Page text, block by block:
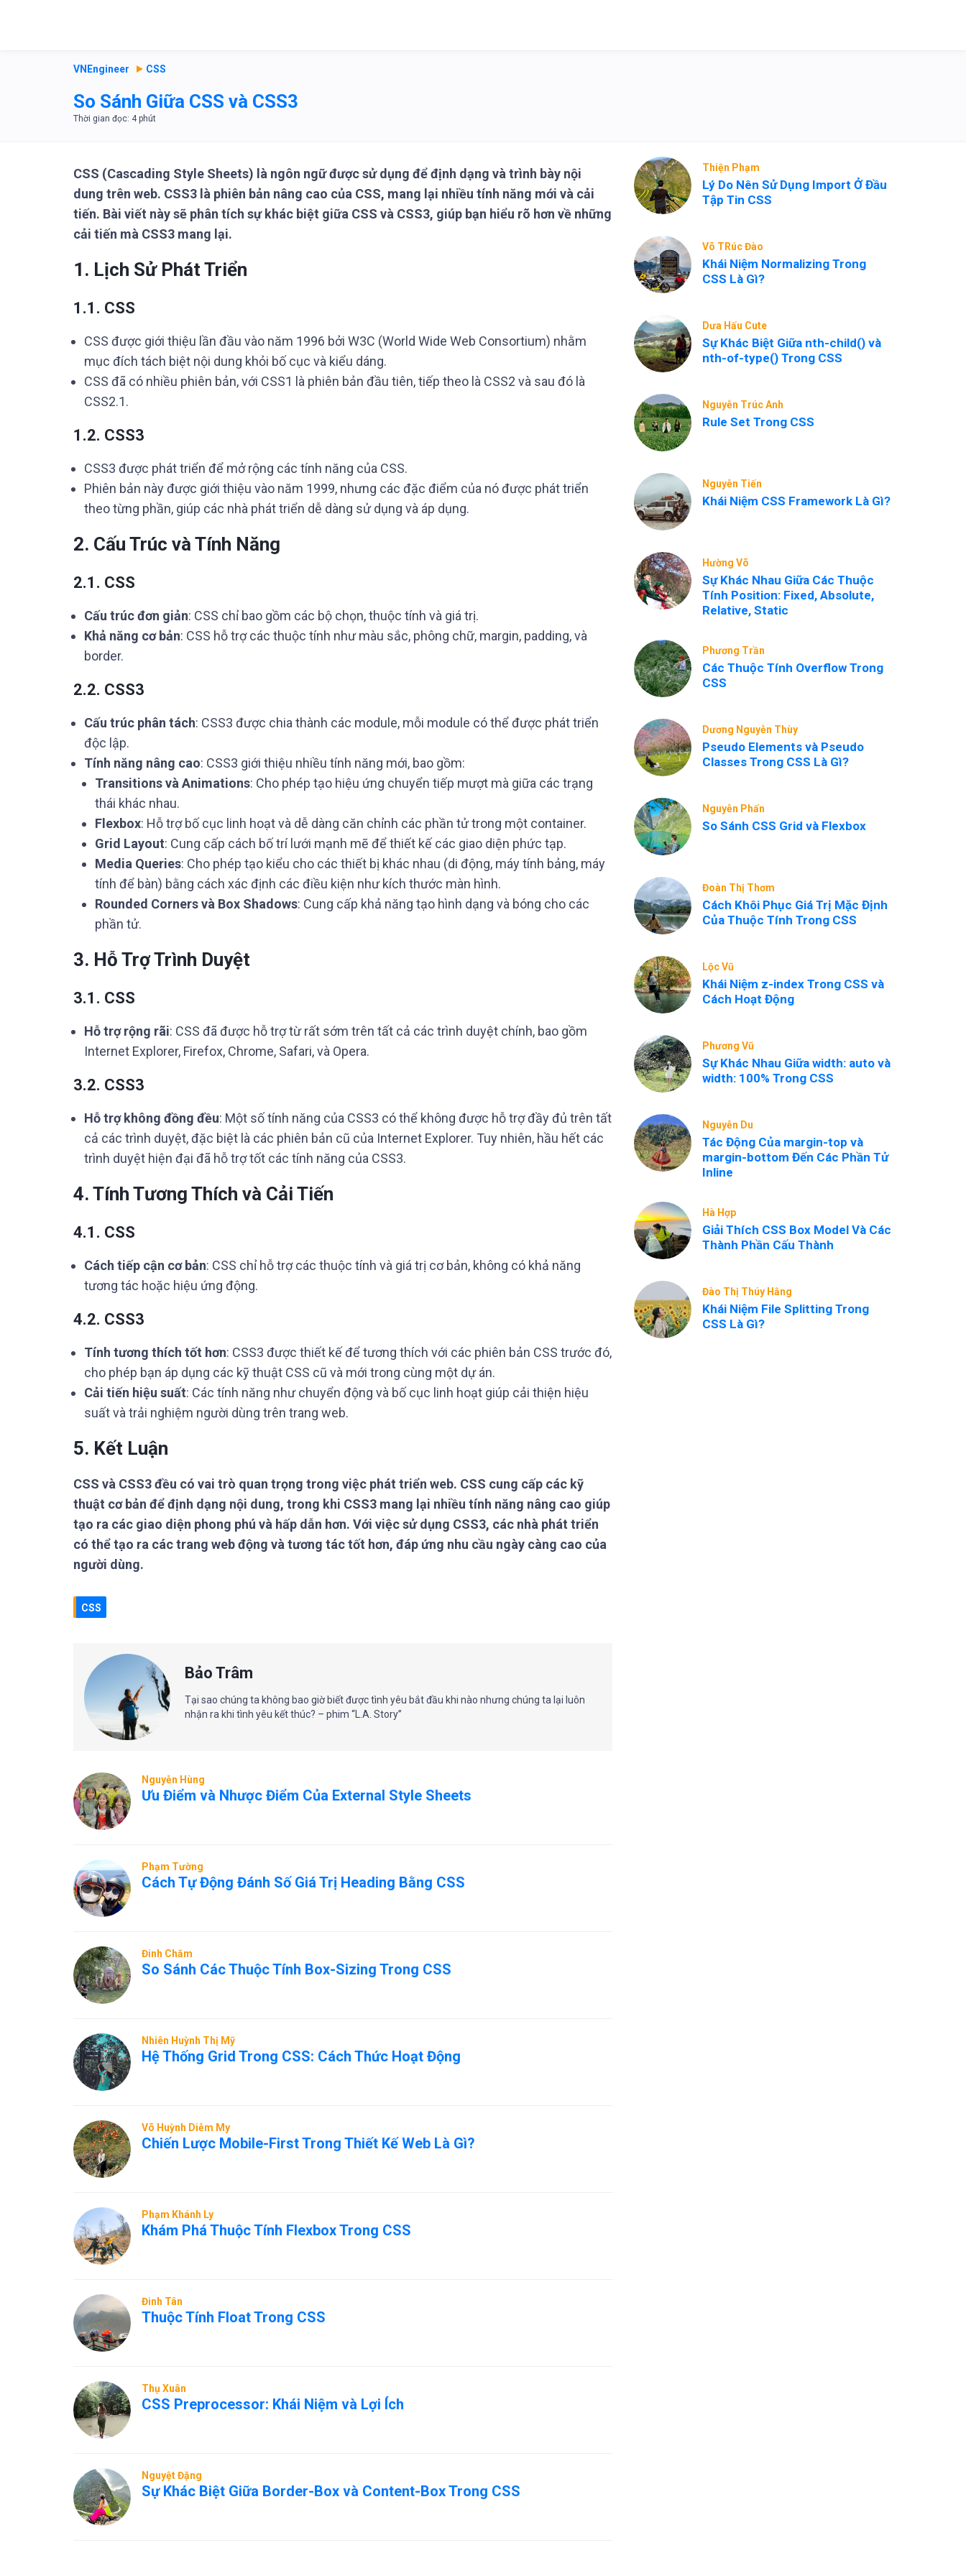
VNEngineer CSS
So Sánh Giữa CSS và CSS3
CSS (Cascading Style Sheets) là ngôn ngữ được sử dụng để định dạng và trình bày nội
dung trên web. CSS3 là phiên bản nâng cao của CSS, mang lại nhiều tính năng mới và cải
tiến. Bài viết này sẽ phân tích sự khác biệt giữa CSS và CSS3, giúp bạn hiểu rõ hơn về những
cải tiến mà CSS3 mang lại.
1. Lịch Sử Phát Triển
1.1. CSS
CSS được giới thiệu lần đầu vào năm 1996 bởi W3C (World Wide Web Consortium) nhằm
mục đích tách biệt nội dung khỏi bố cục và kiểu dáng.
CSS đã có nhiều phiên bản, với CSS1 là phiên bản đầu tiên, tiếp theo là CSS2 và sau đó là
CSS2.1.
1.2. CSS3
CSS3 được phát triển để mở rộng các tính năng của CSS.
Phiên bản này được giới thiệu vào năm 1999, nhưng các đặc điểm của nó được phát triển
theo từng phần, giúp các nhà phát triển dễ dàng sử dụng và áp dụng.
2. Cấu Trúc và Tính Năng
2.1. CSS
Cấu trúc đơn giản: CSS chỉ bao gồm các bộ chọn, thuộc tính và giá trị.
Khả năng cơ bản: CSS hỗ trợ các thuộc tính như màu sắc, phông chữ, margin, padding, và
border.
2.2. CSS3
Cấu trúc phân tách: CSS3 được chia thành các module, mỗi module có thể được phát triển
độc lập.
Tính năng nâng cao: CSS3 giới thiệu nhiều tính năng mới, bao gồm:
Transitions và Animations: Cho phép tạo hiệu ứng chuyển tiếp mượt mà giữa các trạng
thái khác nhau.
Flexbox: Hỗ trợ bố cục linh hoạt và dễ dàng căn chỉnh các phần tử trong một container.
Grid Layout: Cung cấp cách bố trí lưới mạnh mẽ để thiết kế các giao diện phức tạp.
Media Queries: Cho phép tạo kiểu cho các thiết bị khác nhau (di động, máy tính bảng, máy
tính để bàn) bằng cách xác định các điều kiện như kích thước màn hình.
Rounded Corners và Box Shadows: Cung cấp khả năng tạo hình dạng và bóng cho các
phần tử.
3. Hỗ Trợ Trình Duyệt
3.1. CSS
Hỗ trợ rộng rãi: CSS đã được hỗ trợ từ rất sớm trên tất cả các trình duyệt chính, bao gồm
Internet Explorer, Firefox, Chrome, Safari, và Opera.
3.2. CSS3
Hỗ trợ không đồng đều: Một số tính năng của CSS3 có thể không được hỗ trợ đầy đủ trên tất
cả các trình duyệt, đặc biệt là các phiên bản cũ của Internet Explorer. Tuy nhiên, hầu hết các
trình duyệt hiện đại đã hỗ trợ tốt các tính năng của CSS3.
4. Tính Tương Thích và Cải Tiến
4.1. CSS
Cách tiếp cận cơ bản: CSS chỉ hỗ trợ các thuộc tính và giá trị cơ bản, không có khả năng
tương tác hoặc hiệu ứng động.
4.2. CSS3
Tính tương thích tốt hơn: CSS3 được thiết kế để tương thích với các phiên bản CSS trước đó,
cho phép bạn áp dụng các kỹ thuật CSS cũ và mới trong cùng một dự án.
Cải tiến hiệu suất: Các tính năng như chuyển động và bố cục linh hoạt giúp cải thiện hiệu
suất và trải nghiệm người dùng trên trang web.
5. Kết Luận
CSS và CSS3 đều có vai trò quan trọng trong việc phát triển web. CSS cung cấp các kỹ
thuật cơ bản để định dạng nội dung, trong khi CSS3 mang lại nhiều tính năng nâng cao giúp
tạo ra các giao diện phong phú và hấp dẫn hơn. Với việc sử dụng CSS3, các nhà phát triển
có thể tạo ra các trang web động và tương tác tốt hơn, đáp ứng nhu cầu ngày càng cao của
người dùng.
CSS
Bảo Trâm
Tại sao chúng ta không bao giờ biết được tình yêu bắt đầu khi nào nhưng chúng ta lại luôn
nhận ra khi tình yêu kết thúc? – phim “L.A. Story”
Nguyễn Hùng
Ưu Điểm và Nhược Điểm Của External Style Sheets
Phạm Tường
Cách Tự Động Đánh Số Giá Trị Heading Bằng CSS
Đinh Chăm
So Sánh Các Thuộc Tính Box-Sizing Trong CSS
Nhiên Huỳnh Thị Mỹ
Hệ Thống Grid Trong CSS: Cách Thức Hoạt Động
Võ Huỳnh Diễm My
Chiến Lược Mobile-First Trong Thiết Kế Web Là Gì?
Phạm Khánh Ly
Khám Phá Thuộc Tính Flexbox Trong CSS
Đinh Tân
Thuộc Tính Float Trong CSS
Thụ Xuân
CSS Preprocessor: Khái Niệm và Lợi Ích
Nguyệt Đặng
Sự Khác Biệt Giữa Border-Box và Content-Box Trong CSS
Thiện Phạm
Lý Do Nên Sử Dụng Import Ở Đầu
Tập Tin CSS
Võ TRúc Đào
Khái Niệm Normalizing Trong
CSS Là Gì?
Dưa Hấu Cute
Sự Khác Biệt Giữa nth-child() và
nth-of-type() Trong CSS
Nguyễn Trúc Anh
Rule Set Trong CSS
Nguyễn Tiến
Khái Niệm CSS Framework Là Gì?
Hường Võ
Sự Khác Nhau Giữa Các Thuộc
Tính Position: Fixed, Absolute,
Relative, Static
Phương Trần
Các Thuộc Tính Overflow Trong
CSS
Dương Nguyễn Thùy
Pseudo Elements và Pseudo
Classes Trong CSS Là Gì?
Nguyễn Phấn
So Sánh CSS Grid và Flexbox
Đoàn Thị Thơm
Cách Khôi Phục Giá Trị Mặc Định
Của Thuộc Tính Trong CSS
Lộc Vũ
Khái Niệm z-index Trong CSS và
Cách Hoạt Động
Phương Vũ
Sự Khác Nhau Giữa width: auto và
width: 100% Trong CSS
Nguyễn Du
Tác Động Của margin-top và
margin-bottom Đến Các Phần Tử
Inline
Hà Hợp
Giải Thích CSS Box Model Và Các
Thành Phần Cấu Thành
Đào Thị Thúy Hằng
Khái Niệm File Splitting Trong
CSS Là Gì?